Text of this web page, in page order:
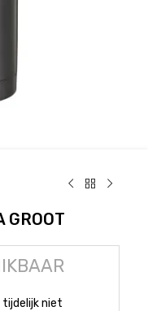
GROOT
tijdelijk niet